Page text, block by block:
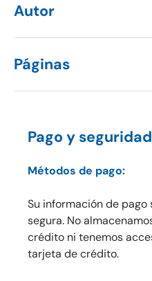
Autor
Páginas
Pago y seguridad
Métodos de pago:
Su información de
segura. No
crédito ni tenemos
tarjeta de crédito.